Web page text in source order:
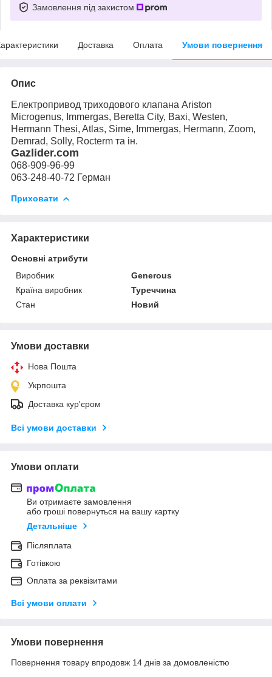
Замовлення під захистом
Доставка Оплата Умови повернення
Опис
Електропривод триходового клапана Ariston
Microgenus, Immergas, Beretta City, Baxi, Westen,
Hermann Thesi, Atlas, Sime, Immergas, Hermann, Zoom,
Demrad, Solly, Rocterm та ін.
Gazlider.com
068-909-96-99
063-248-40-72 Герман
Приховати
Характеристики
Основні атрибути
Виробник
Generous
Країна виробник
Туреччина
Стан
Новий
Умови доставки
Нова Пошта
Укрпошта
Доставка кур'єром
Всі умови доставки
Умови оплати
Ви отримаєте замовлення
або гроші повернуться на вашу картку
Детальніше
Післяплата
Готівкою
Оплата за реквізитами
Всі умови оплати
Умови повернення
Повернення товару впродовж 14 днів за домовленістю